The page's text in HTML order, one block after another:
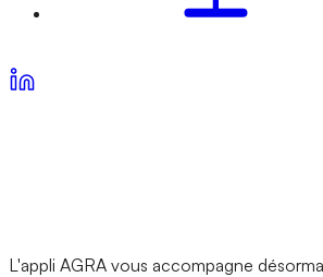
L'appli AGRA vous accompagne